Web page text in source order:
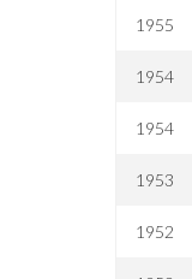
1955
1954
1954
1953
1952